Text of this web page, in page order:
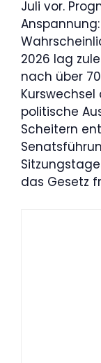
Juli vor.
2026 lag
nach über
politische
Scheitern
das Gesetz